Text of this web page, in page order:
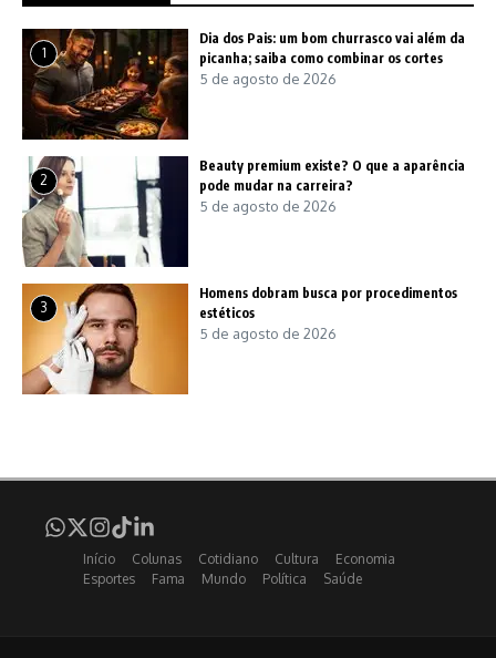
1
Dia dos Pais: um bom churrasco vai além da
picanha; saiba como combinar os cortes
5 de agosto de 2026
2
Beauty premium existe? O que a aparência
pode mudar na carreira?
5 de agosto de 2026
3
Homens dobram busca por procedimentos
estéticos
5 de agosto de 2026
Início Colunas Cotidiano Cultura
Economia
Esportes
Fama Mundo Política Saúde